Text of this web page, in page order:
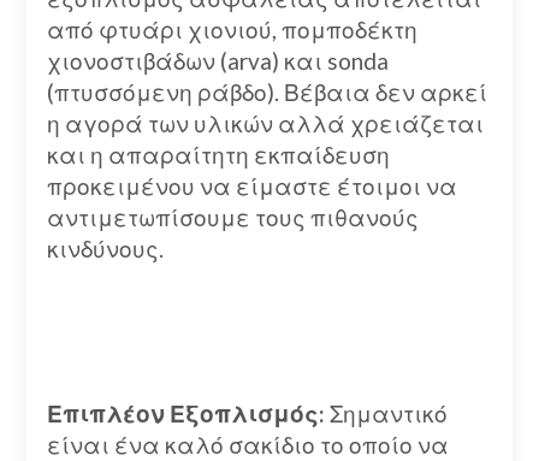
από φτυάρι χιονιού, πομποδέκτη
χιονοστιβάδων (arva) και sonda
(πτυσσόμενη ράβδο). Βέβαια δεν αρκεί
η αγορά των υλικών αλλά χρειάζεται
και η απαραίτητη εκπαίδευση
προκειμένου να είμαστε έτοιμοι να
αντιμετωπίσουμε τους πιθανούς
κινδύνους.
Επιπλέον Εξοπλισμός: Σημαντικό
είναι ένα καλό σακίδιο το οποίο να